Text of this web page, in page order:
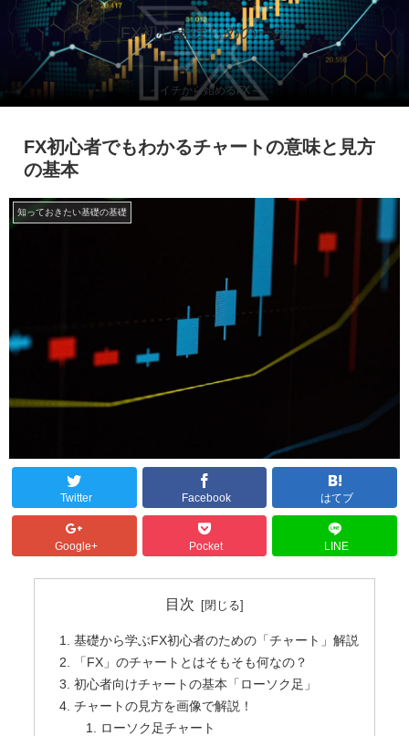
FX初心者はじめの一歩
～イチから始めるFX～
FX初心者でもわかるチャートの意味と見方
の基本
知っておきたい基礎の基礎
Twitter Facebook はてブ
Google+ Pocket LINE
目次
基礎から学ぶFX初心者のための「チャート」解説
「FX」のチャートとはそもそも何なの？
初心者向けチャートの基本「ローソク足」
チャートの見方を画像で解説！
ローソク足チャート